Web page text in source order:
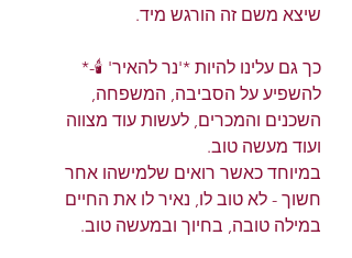
שיצא משם זה הורגש מיד.
כך גם עלינו להיות *'נר להאיר' 🕯️-*
להשפיע על הסביבה, המשפחה,
השכנים והמכרים, לעשות עוד מצווה
ועוד מעשה טוב.
במיוחד כאשר רואים שלמישהו אחר
חשוך - לא טוב לו, נאיר לו את החיים
במילה טובה, בחיוך ובמעשה טוב.